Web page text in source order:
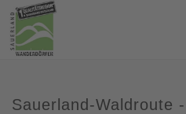
Sauerland-Waldroute